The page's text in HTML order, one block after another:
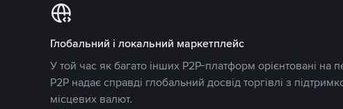
Глобальний і локальний маркетплейс
У той час як багато інших P2P-платформ орієнтовані на
P2P надає справді глобальний досвід торгівлі з
місцевих валют.